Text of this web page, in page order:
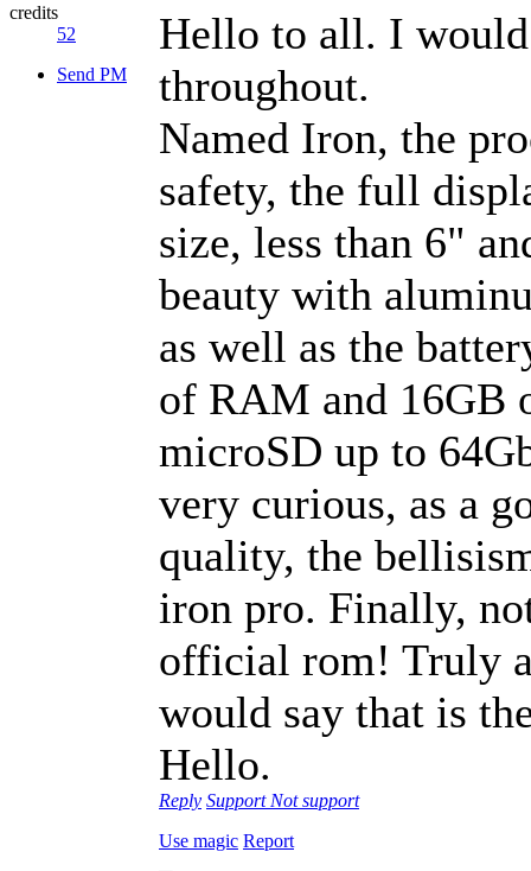
credits
52
Send PM
Hello to all. I
throughout.
Named Iron, the
safety, the full
size, less than 6"
beauty with
as well as the
of RAM and 16GB
microSD up to
very curious, as a
quality, the
iron pro. Finally,
official rom! Truly
would say that is
Hello.
Reply Support Not support
Use magic Report